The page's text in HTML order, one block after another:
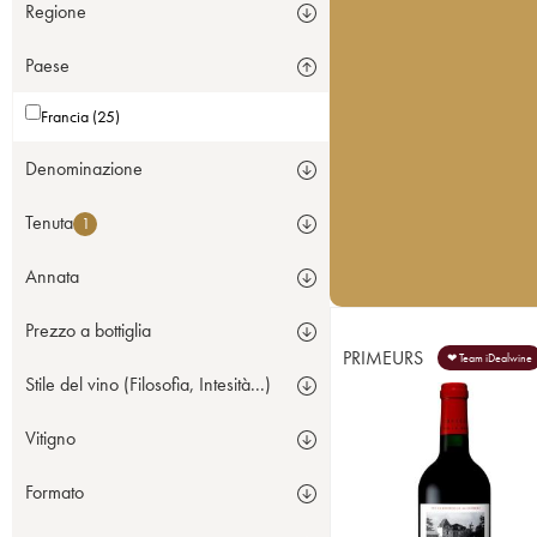
Regione
Paese
Francia (25)
Denominazione
Tenuta 1
Annata
Prezzo a bottiglia
Stile del vino (Filosofia, Intesità...)
Vitigno
Formato
PRIMEURS ❤ Team iDealwine